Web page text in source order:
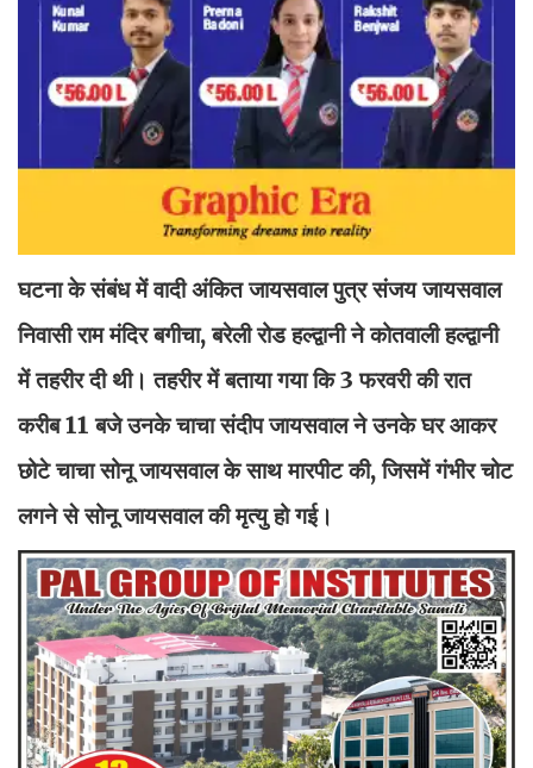
घटना के संबंध में वादी अंकित जायसवाल पुत्र संजय जायसवाल
निवासी राम मंदिर बगीचा, बरेली रोड हल्द्वानी ने कोतवाली हल्द्वानी
में तहरीर दी थी। तहरीर में बताया गया कि 3 फरवरी की रात
करीब 11 बजे उनके चाचा संदीप जायसवाल ने उनके घर आकर
छोटे चाचा सोनू जायसवाल के साथ मारपीट की, जिसमें गंभीर चोट
लगने से सोनू जायसवाल की मृत्यु हो गई।